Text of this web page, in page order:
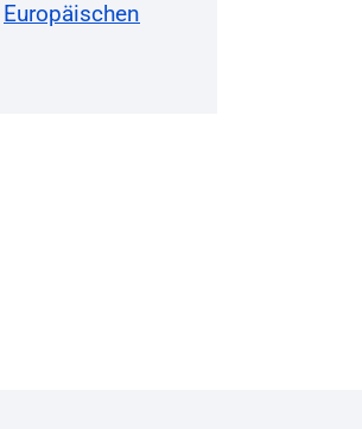
Europäischen